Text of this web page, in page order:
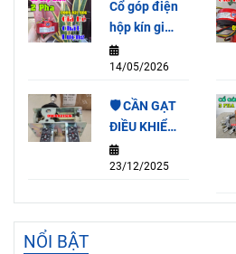
Cổ góp điện
hộp kín giá
rẻ
14/05/2026
🛡️ CẦN GẠT
ĐIỀU KHIỂN
QT3A-4F
23/12/2025
NỔI BẬT